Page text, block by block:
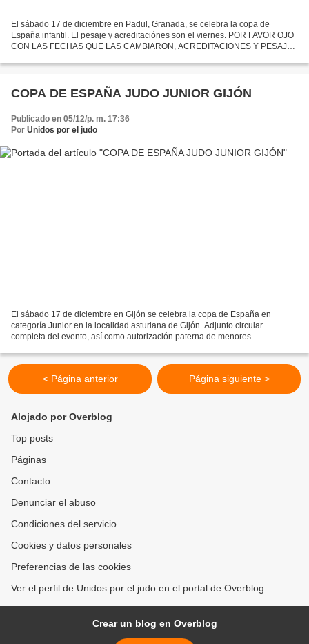
El sábado 17 de diciembre en Padul, Granada, se celebra la copa de
España infantil. El pesaje y acreditaciónes son el viernes. POR FAVOR OJO
CON LAS FECHAS QUE LAS CAMBIARON, ACREDITACIONES Y PESAJE
COPA DE ESPAÑA JUDO JUNIOR GIJÓN
Publicado en 05/12/p. m. 17:36
Por Unidos por el judo
El sábado 17 de diciembre en Gijón se celebra la copa de España en
categoría Junior en la localidad asturiana de Gijón. Adjunto circular
completa del evento, así como autorización paterna de menores. -
< Página anterior Página siguiente >
Alojado por Overblog
Top posts
Páginas
Contacto
Denunciar el abuso
Condiciones del servicio
Cookies y datos personales
Preferencias de las cookies
Ver el perfil de Unidos por el judo en el portal de Overblog
Crear un blog en Overblog